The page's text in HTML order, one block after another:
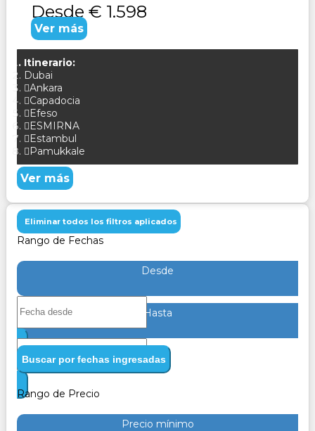
Desde € 1.598
Ver más
Itinerario:
Dubai
Ankara
Capadocia
Efeso
ESMIRNA
Estambul
Pamukkale
Ver más
Eliminar todos los filtros aplicados
Rango de Fechas
Desde
Hasta
Buscar por fechas ingresadas
Rango de Precio
Precio mínimo